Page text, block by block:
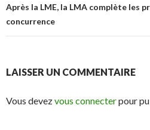
Après la LME, la LMA complète les
concurrence
LAISSER UN COMMENTAIRE
Vous devezvous connecterpour